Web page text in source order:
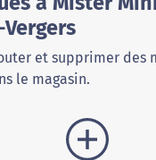
et supprimer des
le magasin.